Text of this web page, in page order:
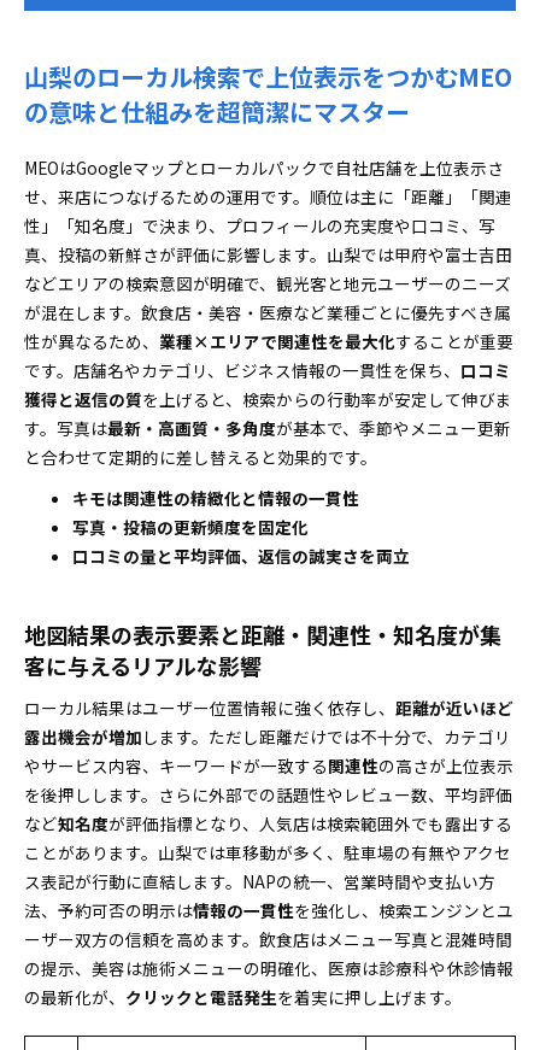
口コミ数をグングン伸ばす依頼文テンプレ＆返信
山梨県の美容室やサロンで予約ラッシュを生むMEO写
真運用＆旬の投稿カレンダー
ー魅せ方ガイド
美容室で効果絶大な投稿カレンダーとキャンペー
ン告知必勝マニュアル
山梨県のクリニックや歯科で信頼度MAXに高めるMEO
情報設計＆評価管理
診療科目・診療時間・休診日・アクセス情報を
「痒いところに手が届く」形で記載
低評価口コミに動じない！冷静な返信・事実確認
フローチャート
山梨県の業種別MEOにドンピシャ効く共通の必須施策
カテゴリ最適化から名称・説明分の一貫性で信頼
感を倍増
山梨県のMEO対策費用相場と賢いプラン比較＆自力運
用すべきかの判断術
自力でやる？プロに頼む？迷わないMEO運用の選
び分けフロー
プラン選択の最適な優先順位と短期・長期運用設
計ノウハウ
山梨県のMEO市場トレンドと最新施策・ツール活用で
一歩前へリードしよう
Googleビジネスプロフィールの新機能徹底活用と
気をつけたいポイント
SNS・Web広告・クーポン連携で集客効果を爆上
げする導線作り
山梨のローカル検索で上位表示をつかむMEO
の意味と仕組みを超簡潔にマスター
MEOはGoogleマップとローカルパックで自社店舗を上位表示さ
せ、来店につなげるための運用です。順位は主に「距離」「関連
性」「知名度」で決まり、プロフィールの充実度や口コミ、写
真、投稿の新鮮さが評価に影響します。山梨では甲府や富士吉田
などエリアの検索意図が明確で、観光客と地元ユーザーのニーズ
が混在します。飲食店・美容・医療など業種ごとに優先すべき属
性が異なるため、 業種×エリアで関連性を最大化することが重要
です。店舗名やカテゴリ、ビジネス情報の一貫性を保ち、 口コミ
獲得と返信の質を上げると、検索からの行動率が安定して伸びま
す。写真は最新・高画質・多角度が基本で、季節やメニュー更新
と合わせて定期的に差し替えると効果的です。
キモは関連性の精緻化と情報の一貫性
写真・投稿の更新頻度を固定化
口コミの量と平均評価、返信の誠実さを両立
地図結果の表示要素と距離・関連性・知名度が集
客に与えるリアルな影響
ローカル結果はユーザー位置情報に強く依存し、 距離が近いほど
露出機会が増加 します。ただし距離だけでは不十分で、カテゴリ
やサービス内容、キーワードが一致する関連性の高さが上位表示
を後押しします。さらに外部での話題性やレビュー数、平均評価
など知名度が評価指標となり、人気店は検索範囲外でも露出する
ことがあります。山梨では車移動が多く、駐車場の有無やアクセ
ス表記が行動に直結します。NAPの統一、営業時間や支払い方
法、予約可否の明示は情報の一貫性を強化し、検索エンジンとユ
ーザー双方の信頼を高めます。飲食店はメニュー写真と混雑時間
の提示、美容は施術メニューの明確化、医療は診療科や休診情報
の最新化が、 クリックと電話発生を着実に押し上げます。